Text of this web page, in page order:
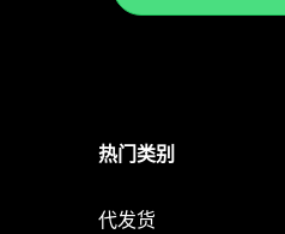
热门类别
代发货